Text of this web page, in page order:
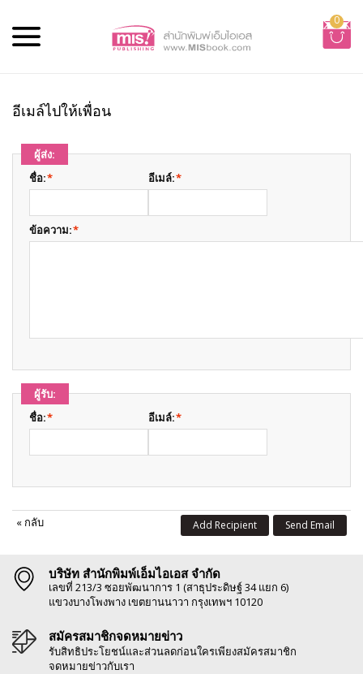
0
อีเมล์ไปให้เพื่อน
ผู้ส่ง:
*
ชื่อ: *
อีเมล์:
*
ข้อความ:
ผู้รับ:
*
ชื่อ: *
อีเมล์:
« กลับ Send Email
Add Recipient
บริษัท สำนักพิมพ์เอ็มไอเอส จำกัด
เลขที่ 213/3 ซอยพัฒนาการ 1 (สาธุประดิษฐ์ 34 แยก 6)
แขวงบางโพงพาง เขตยานนาวา กรุงเทพฯ 10120
สมัครสมาชิกจดหมายข่าว
รับสิทธิประโยชน์และส่วนลดก่อนใครเพียงสมัครสมาชิก
จดหมายข่าวกับเรา